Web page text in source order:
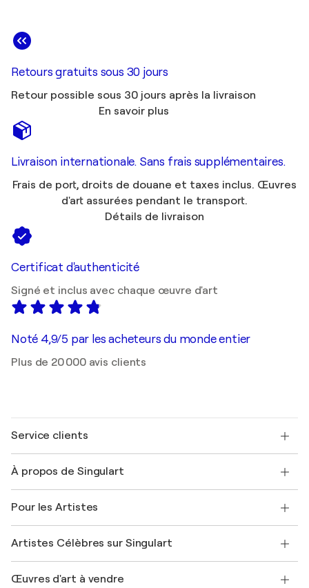
Retours gratuits sous 30 jours
Retour possible sous 30 jours après la livraison
En savoir plus
Livraison internationale. Sans frais supplémentaires.
Frais de port, droits de douane et taxes inclus. Œuvres
d'art assurées pendant le transport.
Détails de livraison
Certificat d'authenticité
Signé et inclus avec chaque œuvre d'art
Noté 4,9/5 par les acheteurs du monde entier
Plus de 20 000 avis clients
Service clients
Expédition
Offrir une carte cadeau
Rejoignez notre programme commercial
Mon compte
+33 1 76 44 06 42
À propos de Singulart
FAQ
Magazine Singulart
Emplois
Découvrez une sélection d'art original
Pour les Artistes
Se connecter en tant qu'Artiste
Artistes Célèbres sur Singulart
Marc Chagall
Œuvres d'art à vendre